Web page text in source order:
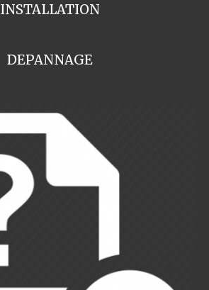
INSTALLATION
DEPANNAGE